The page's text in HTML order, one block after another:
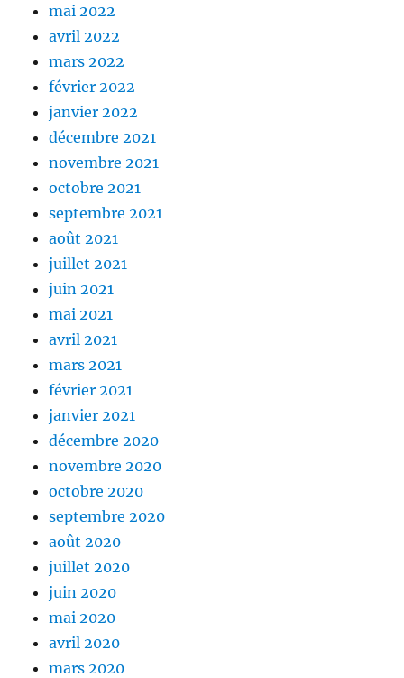
mai 2022
avril 2022
mars 2022
février 2022
janvier 2022
décembre 2021
novembre 2021
octobre 2021
septembre 2021
août 2021
juillet 2021
juin 2021
mai 2021
avril 2021
mars 2021
février 2021
janvier 2021
décembre 2020
novembre 2020
octobre 2020
septembre 2020
août 2020
juillet 2020
juin 2020
mai 2020
avril 2020
mars 2020